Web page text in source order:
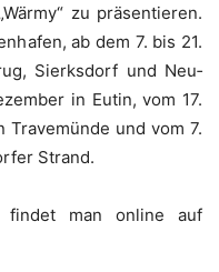
zu prä­sen­tie­ren.
ab dem 7. bis 21.
Sierks­dorf und Neu­
in Eutin, vom 17.
Tra­ve­mün­de und vom 7.
Strand.
fin­det man online auf